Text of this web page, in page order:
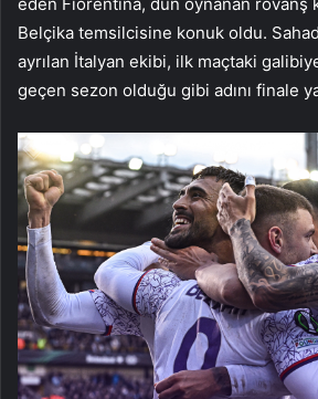
Belçika temsilcisine konuk oldu.
ayrılan İtalyan ekibi, ilk maçtaki
geçen sezon olduğu gibi adını finale